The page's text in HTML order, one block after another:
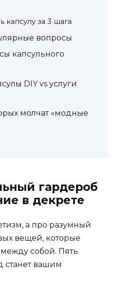
капсулу за 3 шага
вопросы
капсульного
DIY vs услуги
молчат «модные
гардероб
в декрете
а про разумный
вещей, которые
собой. Пять
станет вашим